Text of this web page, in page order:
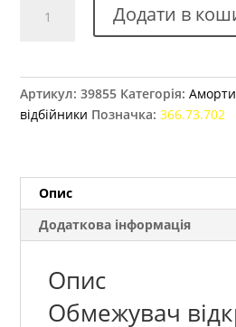
відкриття
200
мм
Додати в
Артикул:39855 Категорія:
відбійники Позначка:366.73.702
Опис
Додаткова інформація
Опис
Обмежувач